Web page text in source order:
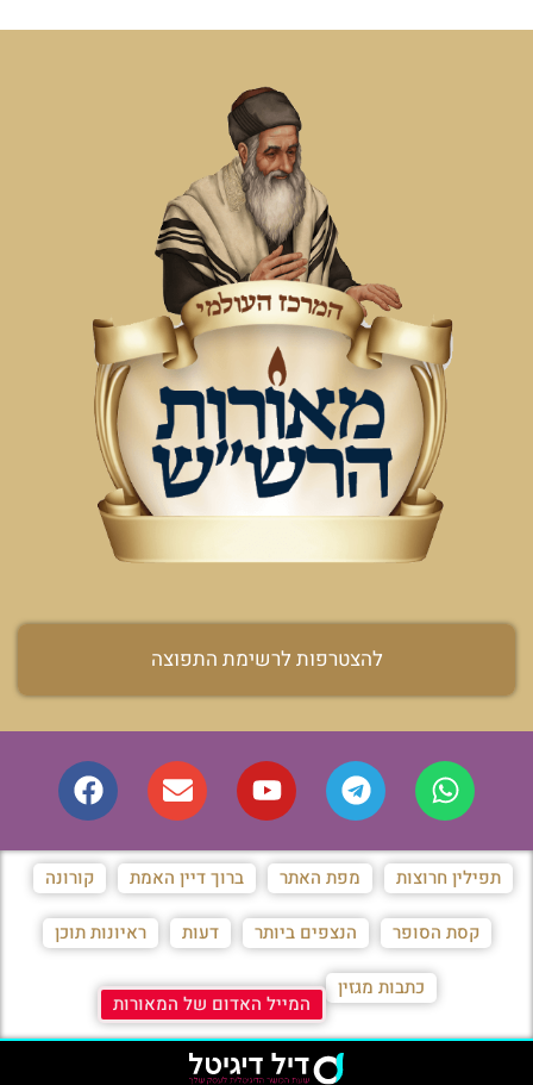
להצטרפות לרשימת התפוצה
תפילין חרוצות מפת האתר ברוך דיין האמת קורונה
קסת הסופר הנצפים ביותר דעות ראיונות תוכן
כתבות מגזין
המייל האדום של המאורות